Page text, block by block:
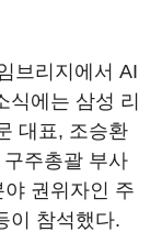
브리지에서 AI
식에는 삼성 리
대표, 조승환
주총괄 부사
권위자인 주
이 참석했다.